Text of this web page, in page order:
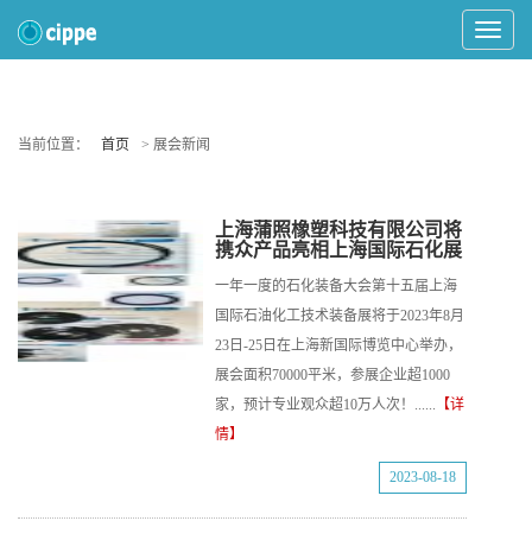
Toggle
当前位置： 首页 > 展会新闻
上海蒲照橡塑科技有限公司将
携众产品亮相上海国际石化展
一年一度的石化装备大会第十五届上海
国际石油化工技术装备展将于2023年8月
23日-25日在上海新国际博览中心举办，
展会面积70000平米，参展企业超1000
家，预计专业观众超10万人次！...... 【详
情】
2023-08-18